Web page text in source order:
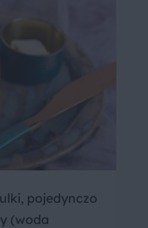
pojedynczo
(woda